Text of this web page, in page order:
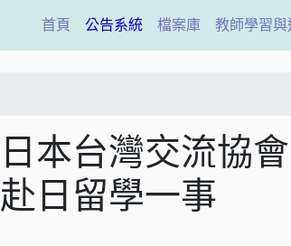
首頁(current)
公告系統 檔案庫 教師學習與
本台灣交流協
日留學一事